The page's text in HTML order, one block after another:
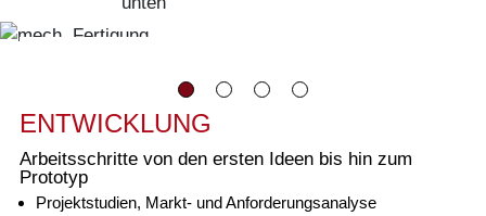
ENTWICKLUNG
Arbeitsschritte von den ersten Ideen bis hin zum
Prototyp
Projektstudien, Markt- und Anforderungsanalyse